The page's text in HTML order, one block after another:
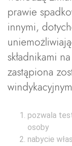
prawie
innymi,
składnikami
zastąpiona
pozwala
osoby
nabycie